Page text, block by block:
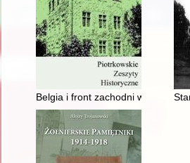
Belgia i front zachodni w listach